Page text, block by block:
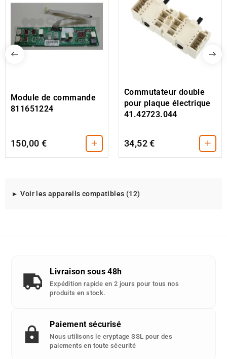
Module de commande
811651224
150,00 € +
Commutateur double
pour plaque électrique
41.42723.044
34,52 € +
Modeles
Voir les appareils compatibles (12)
Livraison sous 48h
Expédition rapide en 2 jours pour tous nos
produits en stock.
Paiement sécurisé
Nous utilisons le cryptage SSL pour des
paiements en toute sécurité